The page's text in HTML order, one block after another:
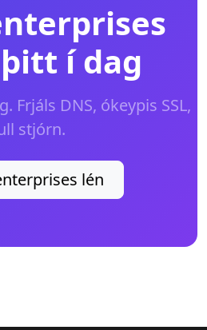
í dag
Frjáls DNS, ókeypis SSL,
stjórn.
lén